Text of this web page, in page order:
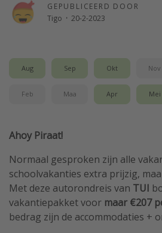
Strandvakantie in Italië
GEPUBLICEERD DOOR
Tigo · 20-2-2023
Aug Sep Okt Nov
Feb Maa Apr Mei
Ahoy Piraat!
Normaal gesproken zijn alle
schoolvakanties extra prijzig,
Met deze autorondreis van TUI
vakantiepakket voor maar €207
bedrag zijn de accommodaties +